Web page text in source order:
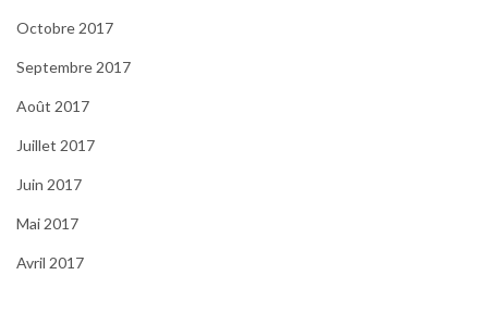
Octobre 2017
Septembre 2017
Août 2017
Juillet 2017
Juin 2017
Mai 2017
Avril 2017